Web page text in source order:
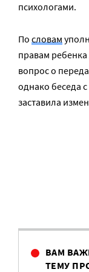
психологами.
По словам
правам
вопрос о
однако беседа
заставила
ВАМ
ТЕМУ